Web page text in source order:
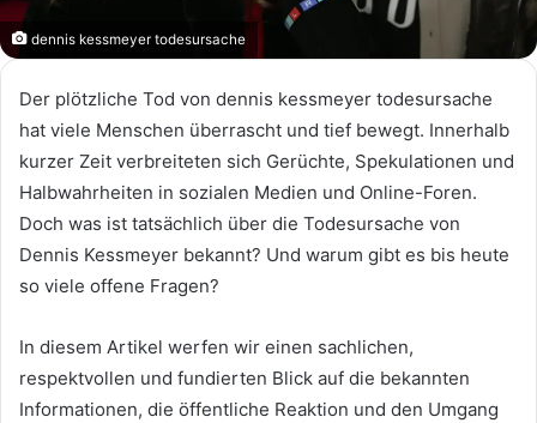
dennis kessmeyer todesursache
Der plötzliche Tod von dennis kessmeyer todesursache
hat viele Menschen überrascht und tief bewegt. Innerhalb
kurzer Zeit verbreiteten sich Gerüchte, Spekulationen und
Halbwahrheiten in sozialen Medien und Online-Foren.
Doch was ist tatsächlich über die Todesursache von
Dennis Kessmeyer bekannt? Und warum gibt es bis heute
so viele offene Fragen?
In diesem Artikel werfen wir einen sachlichen,
respektvollen und fundierten Blick auf die bekannten
Informationen, die öffentliche Reaktion und den Umgang